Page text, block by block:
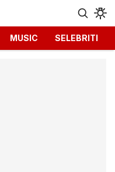
MUSIC SELEBRITI